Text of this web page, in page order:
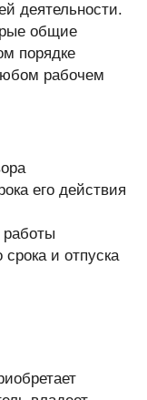
деятельности.
общие
порядке
рабочем
его действия
срока и отпуска